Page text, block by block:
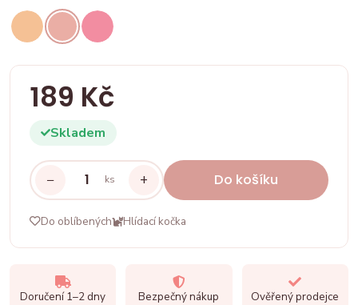
189 Kč
Skladem
− ks + Do košíku
Do oblíbených Hlídací kočka
Doručení 1–2 dny Bezpečný nákup Ověřený prodejce